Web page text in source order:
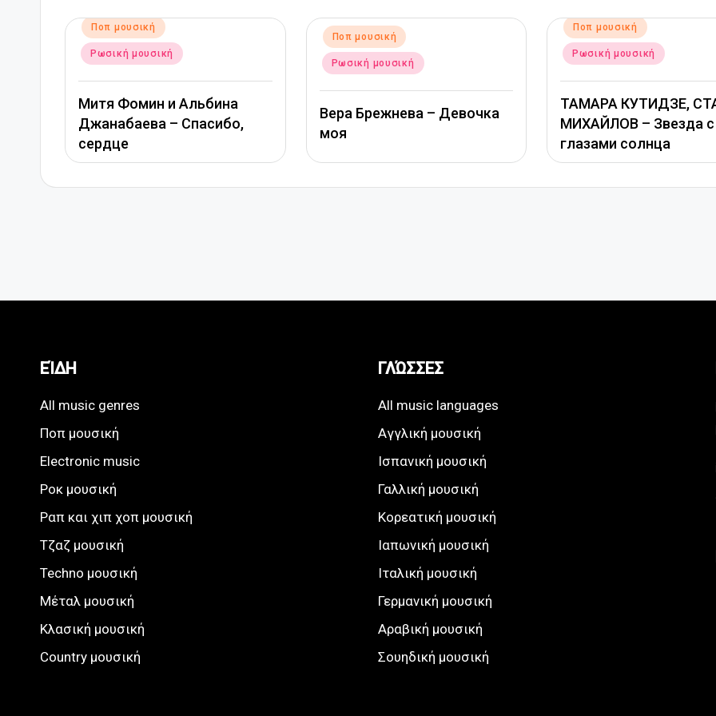
Αναρτήθηκε
Ποπ μουσική
Ρωσική μουσική
Митя Фомин и Альбина
Джанабаева – Спасибо,
Αναρτήθηκε
Ποπ μουσική
Ρωσική μουσική
Вера Брежнева – Девочка
Αναρτήθηκε
Ποπ μουσική
Ρωσική μουσική
ТАМАРА КУТИДЗЕ, СТАС
МИХАЙЛОВ – Звезда с
глазами солнца
ΕΊΔΗ
All music genres
Ποπ μουσική
Electronic music
Ροκ μουσική
Ραπ και χιπ χοπ μουσική
Τζαζ μουσική
Techno μουσική
Μέταλ μουσική
Κλασική μουσική
Country μουσική
ΓΛΏΣΣΕΣ
All music languages
Αγγλική μουσική
Ισπανική μουσική
Γαλλική μουσική
Κορεατική μουσική
Ιαπωνική μουσική
Ιταλική μουσική
Γερμανική μουσική
Αραβική μουσική
Σουηδική μουσική